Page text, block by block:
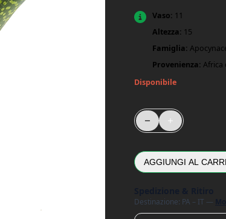
Vaso: 11
Altezza: 15
Famiglia:
Provenienza: Africa
Disponibile
Aloe Vera
AGGIUNGI AL
Destinazione: PA – IT —